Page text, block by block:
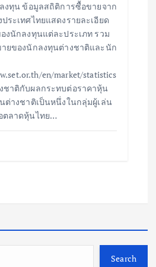
งทุน ข้อมูลสถิติการซื้อขายจาก
ระเทศไทยแสดงรายละเอียด
งนักลงทุนแต่ละประเภท รวม
ยของนักลงทุนต่างชาติและนัก
en/market/statistics
าติกับผลกระทบต่อราคาหุ้น
ต่างชาติเป็นหนึ่งในกลุ่มผู้เล่น
ตลาดหุ้นไทย…
Search